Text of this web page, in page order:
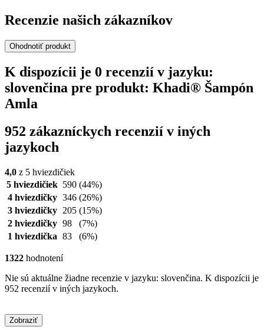
Recenzie našich zákazníkov
Ohodnotiť produkt
K dispozícii je 0 recenzií v jazyku:
slovenčina pre produkt: Khadi® Šampón
Amla
952 zákazníckych recenzií v iných
jazykoch
4,0 z 5 hviezdičiek
5 hviezdičiek 590 (44%)
4 hviezdičky 346 (26%)
3 hviezdičky
205 (15%)
2 hviezdičky 98
(7%)
1 hviezdička 83 (6%)
1322 hodnotení
Nie sú aktuálne žiadne recenzie v jazyku: slovenčina. K dispozícii je
952 recenzií v iných jazykoch.
Zobraziť